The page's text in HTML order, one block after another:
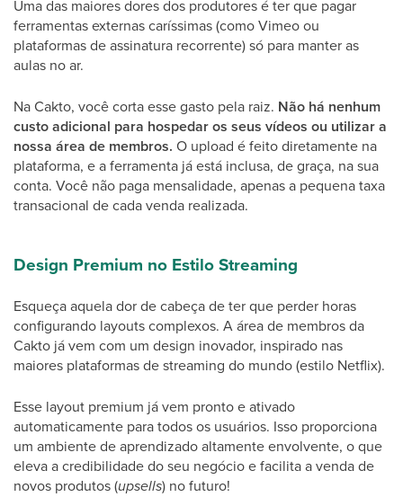
Uma das maiores dores dos produtores é ter que pagar
ferramentas externas caríssimas (como Vimeo ou
plataformas de assinatura recorrente) só para manter as
aulas no ar.
Na Cakto, você corta esse gasto pela raiz. Não há nenhum
custo adicional para hospedar os seus vídeos ou utilizar a
nossa área de membros. O upload é feito diretamente na
plataforma, e a ferramenta já está inclusa, de graça, na sua
conta. Você não paga mensalidade, apenas a pequena taxa
transacional de cada venda realizada.
Design Premium no Estilo Streaming
Esqueça aquela dor de cabeça de ter que perder horas
configurando layouts complexos. A área de membros da
Cakto já vem com um design inovador, inspirado nas
maiores plataformas de streaming do mundo (estilo Netflix).
Esse layout premium já vem pronto e ativado
automaticamente para todos os usuários. Isso proporciona
um ambiente de aprendizado altamente envolvente, o que
eleva a credibilidade do seu negócio e facilita a venda de
novos produtos (upsells) no futuro!